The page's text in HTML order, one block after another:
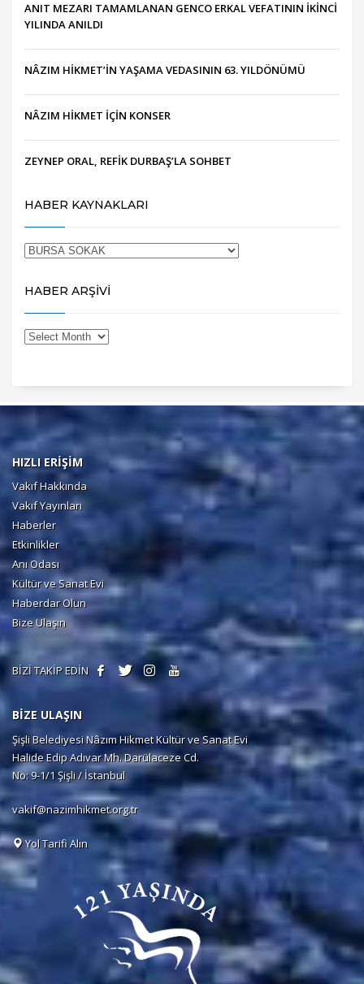
ANIT MEZARI TAMAMLANAN GENCO ERKAL VEFATININ İKİNCİ
YILINDA ANILDI
NÂZIM HİKMET’İN YAŞAMA VEDASININ 63. YILDÖNÜMÜ
NÂZIM HİKMET İÇİN KONSER
ZEYNEP ORAL, REFİK DURBAŞ’LA SOHBET
HABER KAYNAKLARI
HABER ARŞİVİ
HIZLI ERİŞİM
Vakıf Hakkında
Vakıf Yayınları
Haberler
Etkinlikler
Anı Odası
Kültür ve Sanat Evi
Haberdar Olun
Bize Ulaşın
BİZİ TAKİP EDİN
BİZE ULAŞIN
Şişli Belediyesi Nâzım Hikmet Kültür ve Sanat Evi
Halide Edip Adıvar Mh. Darülaceze Cd.
No: 9-1/1 Şişli / İstanbul
vakif@nazimhikmet.org.tr
Yol Tarifi Alın